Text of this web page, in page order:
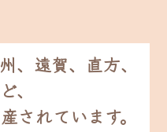
、遠賀、直方、
、
されています。